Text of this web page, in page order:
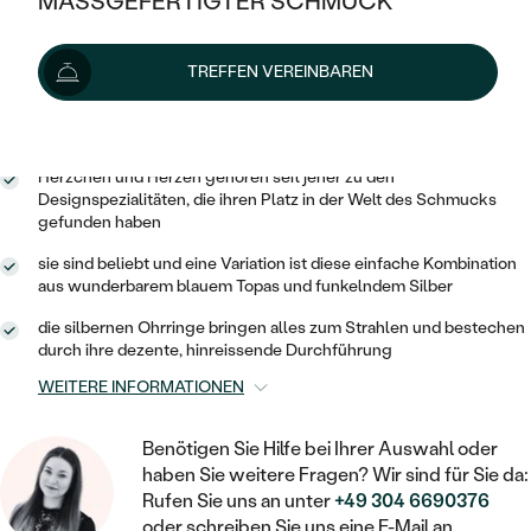
KLASSISCH
MEMOIRE
V-FORM
VON HAND GRAVIERTE
MIT MEHREREN DIAMANTEN
HALO
VINTAGE
IM SET
AUSSERGEWÖHNLICH
GESTALTE EINEN RING
WÄHLE EINEN RING
DIAMANTEN ZUM EINFASSEN
AUSVERKAUF
WENN SCHMUCK HILFT
NACH TYP
OHRRINGE
RINGE
ANHÄNGER / KETTEN
ARMBÄNDER
SCHMUCKSET
HERRENSCHMUCK
PLATIN
OHRSTECKER
CREOLEN
MINIMALISTISCHE
OHRHÄNGER
HERZ
GOLD
SILBER
NACH STYL
SOLITÄR
ZUR GEBURT EINES KINDES
PERSONALISIERT
MIT STERNZEICHEN
MINIMALISTISCH
AUSVERKAUF
GOLD
SILBER
PLATIN
MINIMALISTISCHE
TREFFEN VEREINBAREN
115 €mit dem CodeSUN10 .
Herzchen und Herzen gehören seit jeher zu den
Designspezialitäten, die ihren Platz in der Welt des Schmucks
gefunden haben
sie sind beliebt und eine Variation ist diese einfache Kombination
aus wunderbarem blauem Topas und funkelndem Silber
die silbernen Ohrringe bringen alles zum Strahlen und bestechen
durch ihre dezente, hinreissende Durchführung
WEITERE INFORMATIONEN
Benötigen Sie Hilfe bei Ihrer Auswahl oder
haben Sie weitere Fragen? Wir sind für Sie da:
Rufen Sie uns an unter+49 304 6690376